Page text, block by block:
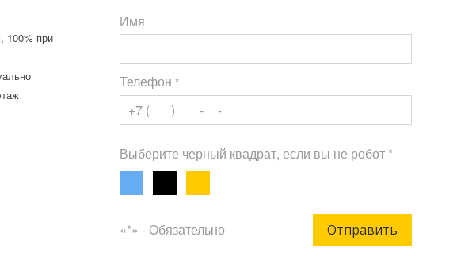
100% при
Имя
Телефон *
Выберите черный квадрат, если вы не робот *
«*» - Обязательно Отправить